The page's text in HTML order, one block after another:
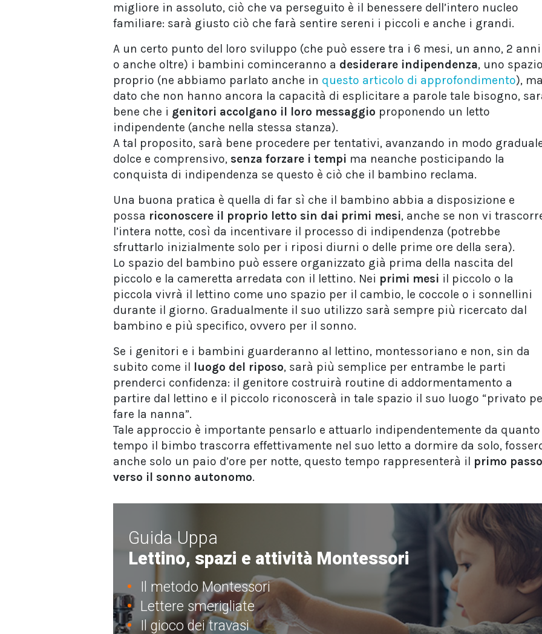
migliore in assoluto, ciò che va perseguito è il benessere dell’intero nucleo
familiare: sarà giusto ciò che farà sentire sereni i piccoli e anche i grandi.
A un certo punto del loro sviluppo (che può essere tra i 6 mesi, un anno, 2 anni
o anche oltre) i bambini cominceranno a desiderare indipendenza, uno spazio
proprio (ne abbiamo parlato anche in questo articolo di approfondimento), ma
dato che non hanno ancora la capacità di esplicitare a parole tale bisogno,
bene che i genitori accolgano il loro messaggio proponendo un letto
indipendente (anche nella stessa stanza).
A tal proposito, sarà bene procedere per tentativi, avanzando in modo
dolce e comprensivo, senza forzare i tempi ma neanche posticipando la
conquista di indipendenza se questo è ciò che il bambino reclama.
Una buona pratica è quella di far sì che il bambino abbia a disposizione e
possa riconoscere il proprio letto sin dai primi mesi, anche se non vi
l’intera notte, così da incentivare il processo di indipendenza (potrebbe
sfruttarlo inizialmente solo per i riposi diurni o delle prime ore della sera).
Lo spazio del bambino può essere organizzato già prima della nascita del
piccolo e la cameretta arredata con il lettino. Nei primi mesi il piccolo o la
piccola vivrà il lettino come uno spazio per il cambio, le coccole o i sonnellini
durante il giorno. Gradualmente il suo utilizzo sarà sempre più ricercato dal
bambino e più specifico, ovvero per il sonno.
Se i genitori e i bambini guarderanno al lettino, montessoriano e non, sin da
subito come il luogo del riposo, sarà più semplice per entrambe le parti
prenderci confidenza: il genitore costruirà routine di addormentamento a
partire dal lettino e il piccolo riconoscerà in tale spazio il suo luogo “privato
fare la nanna”.
Tale approccio è importante pensarlo e attuarlo indipendentemente da quanto
tempo il bimbo trascorra effettivamente nel suo letto a dormire da solo,
anche solo un paio d’ore per notte, questo tempo rappresenterà il primo passo
verso il sonno autonomo.
Guida Uppa
Lettino, spazi e attività Montessori
Il metodo Montessori
Lettere smerigliate
Il gioco dei travasi